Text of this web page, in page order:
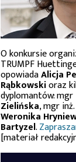
O konkursie
TRUMPF
opowiadaAlicja
Rąbkowskioraz
dyplomantów:
Zielińska, mgr inż.
Weronika
Bartyzel.
[materiał